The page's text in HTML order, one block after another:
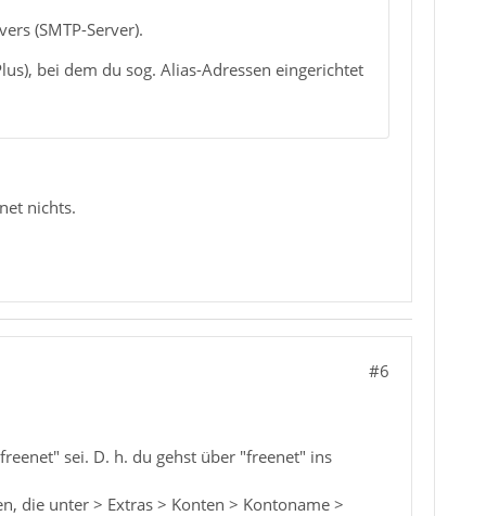
(SMTP-Server).
bei dem du sog. Alias-Adressen eingerichtet
nichts.
#6
sei. D. h. du gehst über "freenet" ins
die unter > Extras > Konten > Kontoname >